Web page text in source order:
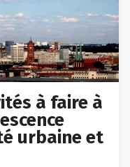
à faire à
urbaine et